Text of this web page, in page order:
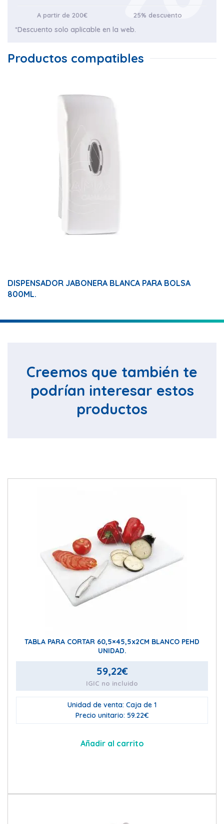
A partir de 200€ 25% descuento
*Descuento solo aplicable en la web.
Productos compatibles
DISPENSADOR JABONERA BLANCA PARA BOLSA
800ML.
Creemos que también te
podrían interesar estos
productos
TABLA PARA CORTAR 60,5×45,5x2CM BLANCO PEHD
UNIDAD.
59,22€
IGIC no incluido
Unidad de venta: Caja de 1
Precio unitario: 59.22€
Añadir al carrito